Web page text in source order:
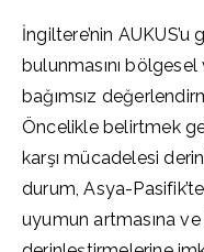
İngiltere’nin
bulunmasını
bağımsız
Öncelikle belirtmek
karşı mücadelesi
durum, Asya-
uyumun artmasına